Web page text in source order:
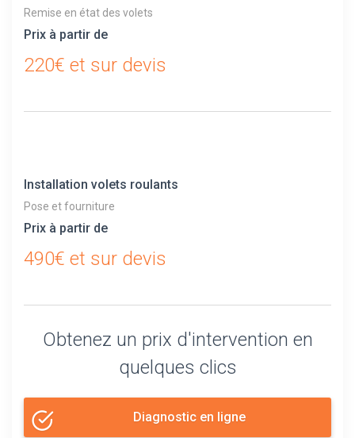
Remise en état des volets
Prix à partir de
220€ et sur devis
Installation volets roulants
Pose et fourniture
Prix à partir de
490€ et sur devis
Obtenez un prix d'intervention en
quelques clics
Diagnostic en ligne